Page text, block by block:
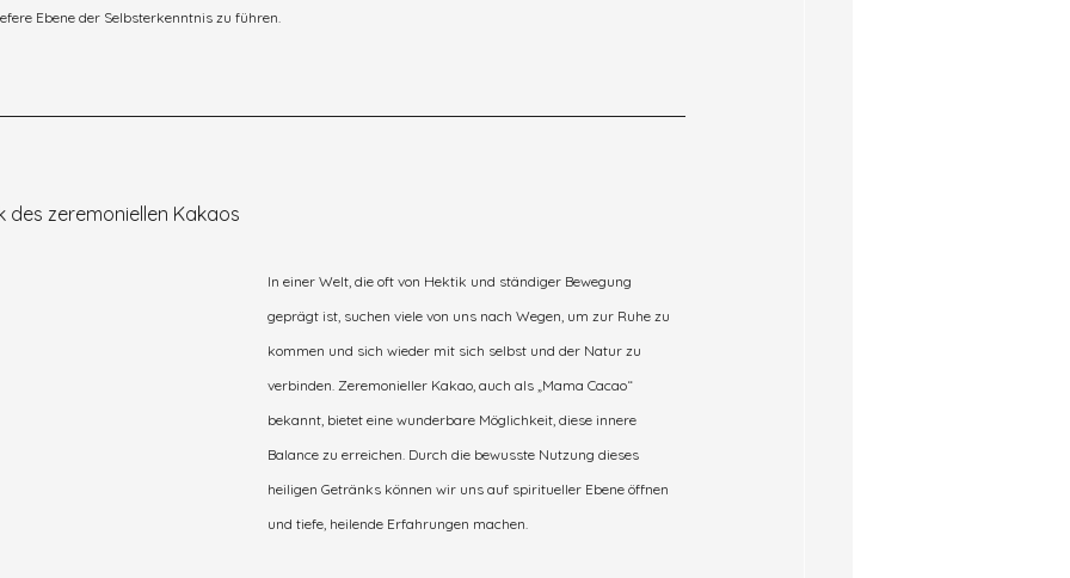
Ebene der Selbsterkenntnis zu führen.
des zeremoniellen Kakaos
In einer Welt, die oft von Hektik und ständiger Bewegung
geprägt ist, suchen viele von uns nach Wegen, um zur Ruhe zu
kommen und sich wieder mit sich selbst und der Natur zu
verbinden. Zeremonieller Kakao, auch als „Mama Cacao“
bekannt, bietet eine wunderbare Möglichkeit, diese innere
Balance zu erreichen. Durch die bewusste Nutzung dieses
heiligen Getränks können wir uns auf spiritueller Ebene öffnen
und tiefe, heilende Erfahrungen machen.